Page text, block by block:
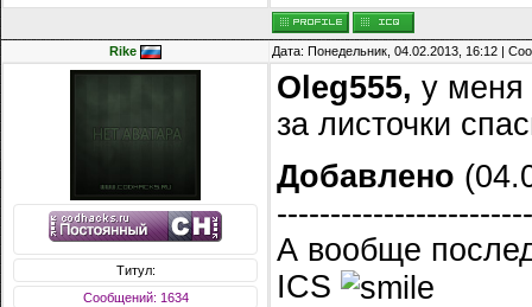
Rike Дата: Понедельник, 04.02.2013, 16:12 |
Титул:
Сообщений: 1634
Oleg555, у меня
за листочки
Добавлено
А вообще
ICS